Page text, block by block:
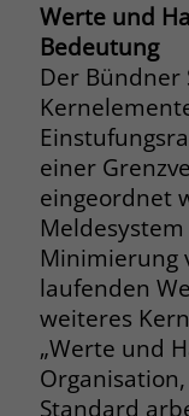
Werte und
Bedeutung
Der Bündner
einer
eingeordnet
Minimierung
laufenden
weiteres
„Werte und
Standard